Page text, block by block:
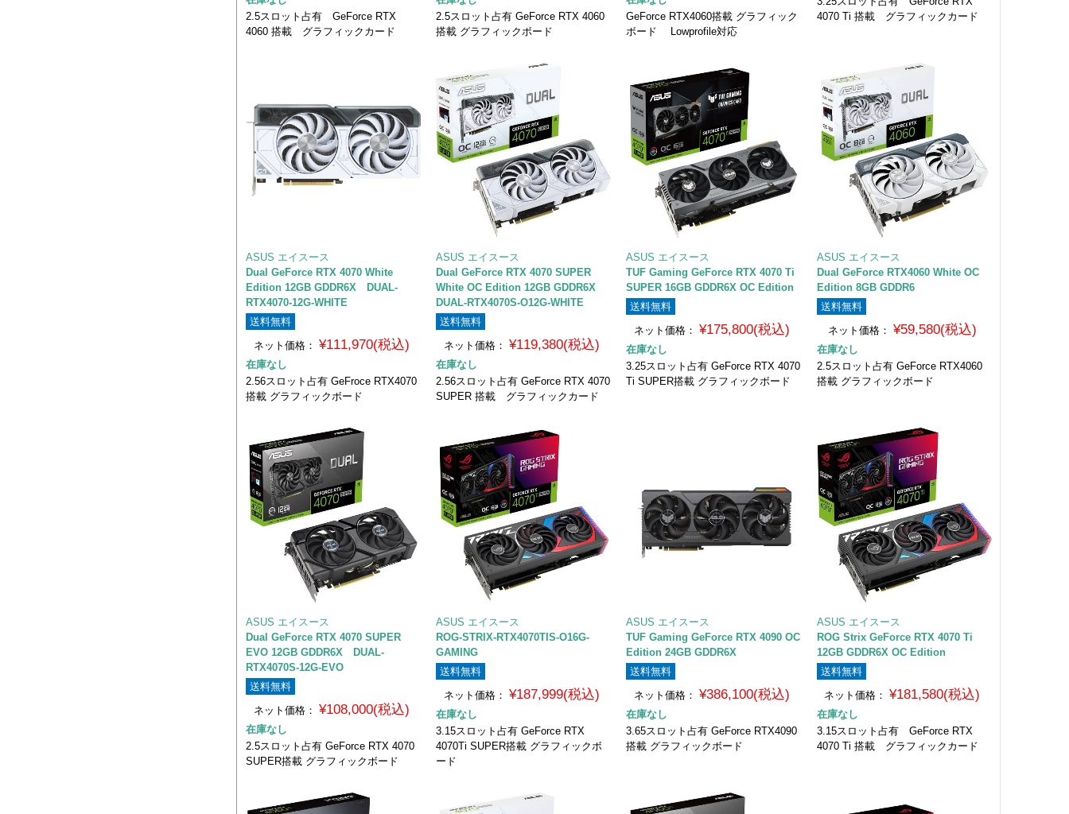
2.5スロット占有 GeForce RTX
4060 搭載 グラフィックカード
2.5スロット占有 GeForce RTX 4060
搭載 グラフィックボード
GeForce RTX4060搭載 グラフィック
ボード Lowprofile対応
4070 Ti 搭載 グラフィックカード
ASUS エイスース
Dual GeForce RTX 4070 White
Edition 12GB GDDR6X DUAL-
RTX4070-12G-WHITE
送料無料
ネット価格： ¥111,970(税込)
在庫なし
2.56スロット占有 GeFroce RTX4070
搭載 グラフィックボード
ASUS エイスース
Dual GeForce RTX 4070 SUPER
White OC Edition 12GB GDDR6X
DUAL-RTX4070S-O12G-WHITE
送料無料
ネット価格： ¥119,380(税込)
在庫なし
2.56スロット占有 GeForce RTX 4070
SUPER 搭載 グラフィックカード
ASUS エイスース
TUF Gaming GeForce RTX 4070 Ti
SUPER 16GB GDDR6X OC Edition
送料無料
ネット価格：
¥175,800(税込)
在庫なし
3.25スロット占有 GeForce RTX 4070
Ti SUPER搭載 グラフィックボード
ASUS エイスース
Dual GeForce RTX4060 White OC
Edition 8GB GDDR6
送料無料
ネット価格： ¥59,580(税込)
在庫なし
2.5スロット占有 GeForce RTX4060
搭載 グラフィックボード
ASUS エイスース
Dual GeForce RTX 4070 SUPER
EVO 12GB GDDR6X DUAL-
RTX4070S-12G-EVO
送料無料
ネット価格： ¥108,000(税込)
在庫なし
2.5スロット占有 GeForce RTX 4070
SUPER搭載 グラフィックボード
ASUS エイスース
ROG-STRIX-RTX4070TIS-O16G-
GAMING
送料無料
ネット価格： ¥187,999(税込)
在庫なし
3.15スロット占有 GeForce RTX
4070Ti SUPER搭載 グラフィックボ
ード
ASUS エイスース
TUF Gaming GeForce RTX 4090 OC
Edition 24GB GDDR6X
送料無料
ネット価格：
¥386,100(税込)
在庫なし
3.65スロット占有 GeForce RTX4090
搭載 グラフィックボード
ASUS エイスース
ROG Strix GeForce RTX 4070 Ti
12GB GDDR6X OC Edition
送料無料
ネット価格：
¥181,580(税込)
在庫なし
3.15スロット占有 GeForce RTX
4070 Ti 搭載 グラフィックカード